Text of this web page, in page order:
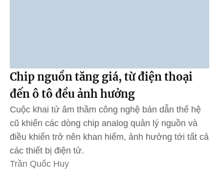
Chip nguồn tăng giá, từ điện thoại
đến ô tô đều ảnh hưởng
Cuộc khai tử âm thầm công nghệ bán dẫn thế hệ
cũ khiến các dòng chip analog quản lý nguồn và
điều khiển trở nên khan hiếm, ảnh hưởng tới tất cả
các thiết bị điện tử.
Trần Quốc Huy